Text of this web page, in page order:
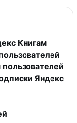
Книгам
Яндекс